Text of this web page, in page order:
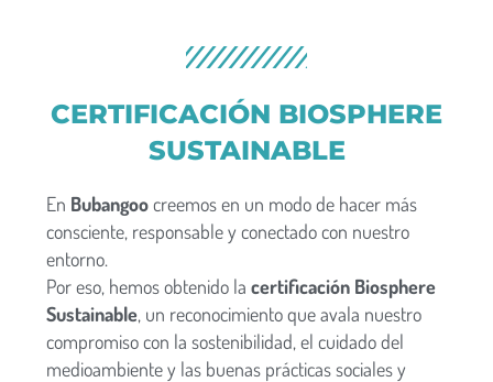
CERTIFICACIÓN BIOSPHERE
SUSTAINABLE
En Bubangoocreemos en un modo de hacer más
consciente, responsable y conectado con nuestro
entorno.
Por eso, hemos obtenido la certificación Biosphere
Sustainable, un reconocimiento que avala nuestro
compromiso con la sostenibilidad, el cuidado del
medioambiente y las buenas prácticas sociales y